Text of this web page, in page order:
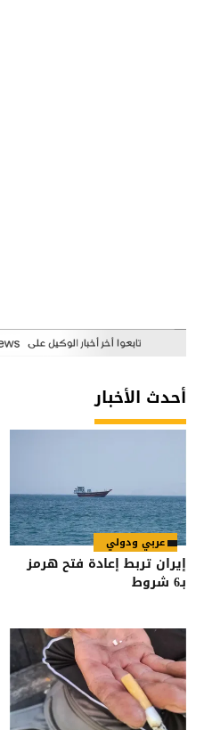
أحدث الأخبار
عربي ودولي
إيران تربط إعادة فتح هرمز
بـ6 شروط